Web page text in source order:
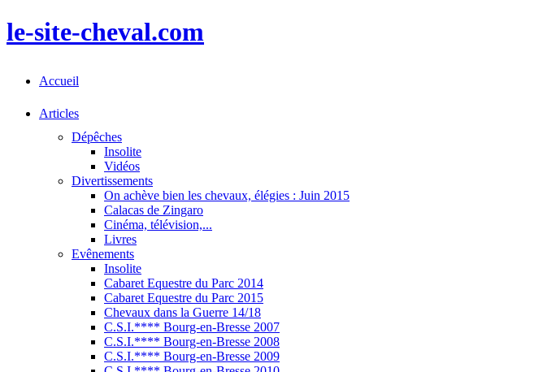
le-site-cheval.com
Accueil
Articles
Dépêches
Insolite
Vidéos
Divertissements
On achève bien les chevaux, élégies : Juin 2015
Calacas de Zingaro
Cinéma, télévision,...
Livres
Evênements
Insolite
Cabaret Equestre du Parc 2014
Cabaret Equestre du Parc 2015
Chevaux dans la Guerre 14/18
C.S.I.**** Bourg-en-Bresse 2007
C.S.I.**** Bourg-en-Bresse 2008
C.S.I.**** Bourg-en-Bresse 2009